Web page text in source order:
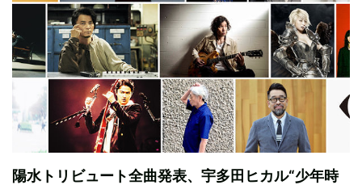
陽水トリビュート全曲発表、宇多田ヒカル“少年時